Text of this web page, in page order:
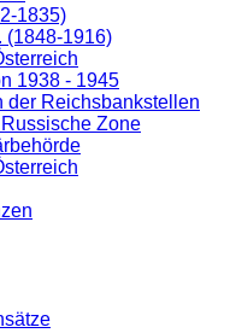
1835)
(1848-1916)
1938 - 1945
der Reichsbankstellen
Zone